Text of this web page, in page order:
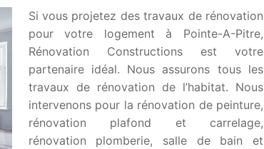
Si vous projetez des travaux de rénovation
pour votre logement à Pointe-A-Pitre,
Rénovation Constructions est votre
partenaire idéal. Nous assurons tous les
travaux de rénovation de l’habitat. Nous
intervenons pour la rénovation de peinture,
rénovation plafond et carrelage,
rénovation plomberie, salle de bain et